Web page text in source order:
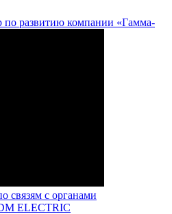
по развитию компании «Гамма-
связям с органами
ELECTRIC